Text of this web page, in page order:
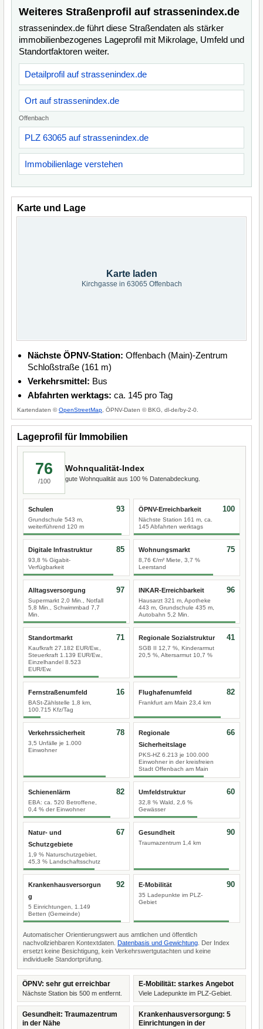
Weiteres Straßenprofil auf strassenindex.de
strassenindex.de führt diese Straßendaten als stärker
immobilienbezogenes Lageprofil mit Mikrolage, Umfeld und
Standortfaktoren weiter.
Detailprofil auf strassenindex.de
Ort auf strassenindex.de
Offenbach
PLZ 63065 auf strassenindex.de
Immobilienlage verstehen
Karte und Lage
Karte laden
Kirchgasse in 63065 Offenbach
Nächste ÖPNV-Station: Offenbach (Main)-Zentrum
Schloßstraße (161 m)
Verkehrsmittel: Bus
Abfahrten werktags: ca. 145 pro Tag
Kartendaten ©OpenStreetMap , ÖPNV-Daten © BKG, dl-de/by-2-0.
Lageprofil für Immobilien
76
/100
Wohnqualität-Index
gute Wohnqualität aus 100 % Datenabdeckung.
Schulen
Grundschule 543 m,
weiterführend 120 m
93 ÖPNV-Erreichbarkeit
Nächste Station 161 m, ca.
145 Abfahrten werktags
100
Digitale Infrastruktur
93,8 % Gigabit-
Verfügbarkeit
85 Wohnungsmarkt
8,76 €/m² Miete, 3,7 %
Leerstand
75
Alltagsversorgung
Supermarkt 2,0 Min., Notfall
5,8 Min., Schwimmbad 7,7
Min.
97 INKAR-Erreichbarkeit
Hausarzt 321 m, Apotheke
443 m, Grundschule 435 m,
Autobahn 5,2 Min.
96
Standortmarkt
Kaufkraft 27.182 EUR/Ew.,
Steuerkraft 1.139 EUR/Ew.,
Einzelhandel 8.523
EUR/Ew.
71 Regionale Sozialstruktur
SGB II 12,7 %, Kinderarmut
20,5 %, Altersarmut 10,7 %
41
Fernstraßenumfeld
BASt-Zählstelle 1,8 km,
100.715 Kfz/Tag
16 Flughafenumfeld
Frankfurt am Main 23,4 km
82
Verkehrssicherheit
3,5 Unfälle je 1.000
Einwohner
78
Regionale
Sicherheitslage
PKS-HZ 6.213 je 100.000
Einwohner in der kreisfreien
Stadt Offenbach am Main
66
Schienenlärm
EBA: ca. 520 Betroffene,
0,4 % der Einwohner
82 Umfeldstruktur
32,8 % Wald, 2,6 %
Gewässer
60
Natur- und
Schutzgebiete
1,9 % Naturschutzgebiet,
45,3 % Landschaftsschutz
67 Gesundheit
Traumazentrum 1,4 km
90
Krankenhausversorgun
g
5 Einrichtungen, 1.149
Betten (Gemeinde)
92 E-Mobilität
35 Ladepunkte im PLZ-
Gebiet
90
Automatischer Orientierungswert aus amtlichen und öffentlich
nachvollziehbaren Kontextdaten. Datenbasis und Gewichtung . Der Index
ersetzt keine Besichtigung, kein Verkehrswertgutachten und keine
individuelle Standortprüfung.
ÖPNV: sehr gut erreichbar
Nächste Station bis 500 m entfernt.
E-Mobilität: starkes Angebot
Viele Ladepunkte im PLZ-Gebiet.
Gesundheit: Traumazentrum
in der Nähe
Krankenhausversorgung: 5
Einrichtungen in der